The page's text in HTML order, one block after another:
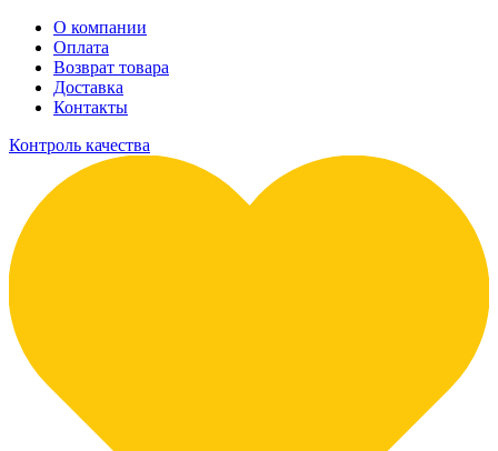
О компании
Оплата
Возврат товара
Доставка
Контакты
Контроль качества